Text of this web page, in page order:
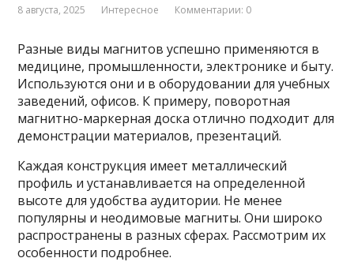
8 августа, 2025 Интересное Комментарии: 0
Разные виды магнитов успешно применяются в
медицине, промышленности, электронике и быту.
Используются они и в оборудовании для учебных
заведений, офисов. К примеру, поворотная
магнитно-маркерная доска отлично подходит для
демонстрации материалов, презентаций.
Каждая конструкция имеет металлический
профиль и устанавливается на определенной
высоте для удобства аудитории. Не менее
популярны и неодимовые магниты. Они широко
распространены в разных сферах. Рассмотрим их
особенности подробнее.